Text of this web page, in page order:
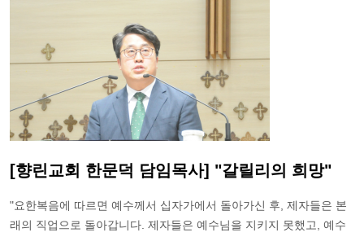
[향린교회 한문덕 담임목사] "갈릴리의 희망"
"요한복음에 따르면 예수께서 십자가에서 돌아가신 후, 제자들은 본
래의 직업으로 돌아갑니다. 제자들은 예수님을 지키지 못했고, 예수